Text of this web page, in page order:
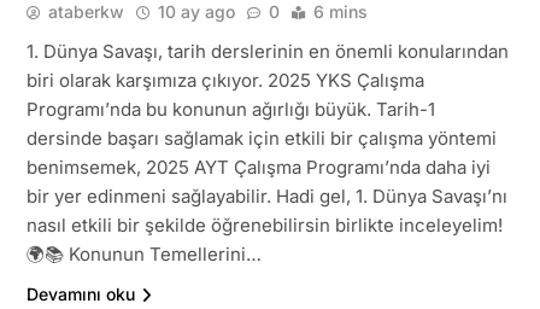
ataberkw 10 ay ago 0 6 mins
1. Dünya Savaşı, tarih derslerinin en önemli konularından
biri olarak karşımıza çıkıyor. 2025 YKS Çalışma
Programı’nda bu konunun ağırlığı büyük. Tarih-1
dersinde başarı sağlamak için etkili bir çalışma yöntemi
benimsemek, 2025 AYT Çalışma Programı’nda daha iyi
bir yer edinmeni sağlayabilir. Hadi gel, 1. Dünya Savaşı’nı
nasıl etkili bir şekilde öğrenebilirsin birlikte inceleyelim!
🌍📚 Konunun Temellerini…
Devamını oku